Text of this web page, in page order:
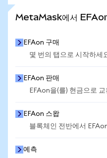
MetaMask에서 EFAon
EFAon 구매
몇 번의 탭으로 시작하세
EFAon 판매
EFAon을(를) 현금으로
EFAon 스왑
블록체인 전반에서
예측